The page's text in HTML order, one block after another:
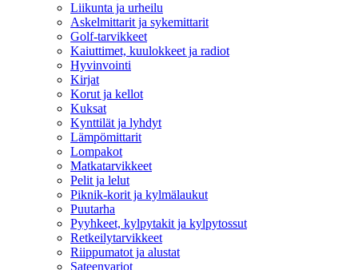
Liikunta ja urheilu
Askelmittarit ja sykemittarit
Golf-tarvikkeet
Kaiuttimet, kuulokkeet ja radiot
Hyvinvointi
Kirjat
Korut ja kellot
Kuksat
Kynttilät ja lyhdyt
Lämpömittarit
Lompakot
Matkatarvikkeet
Pelit ja lelut
Piknik-korit ja kylmälaukut
Puutarha
Pyyhkeet, kylpytakit ja kylpytossut
Retkeilytarvikkeet
Riippumatot ja alustat
Sateenvarjot